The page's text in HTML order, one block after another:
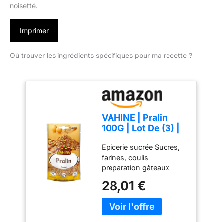
noisetté.
Imprimer
Où trouver les ingrédients spécifiques pour ma recette ?
VAHINE | Pralin
100G | Lot De (3) |
Epicerie sucrée Sucres,
farines, coulis
préparation gâteaux
28,01 €